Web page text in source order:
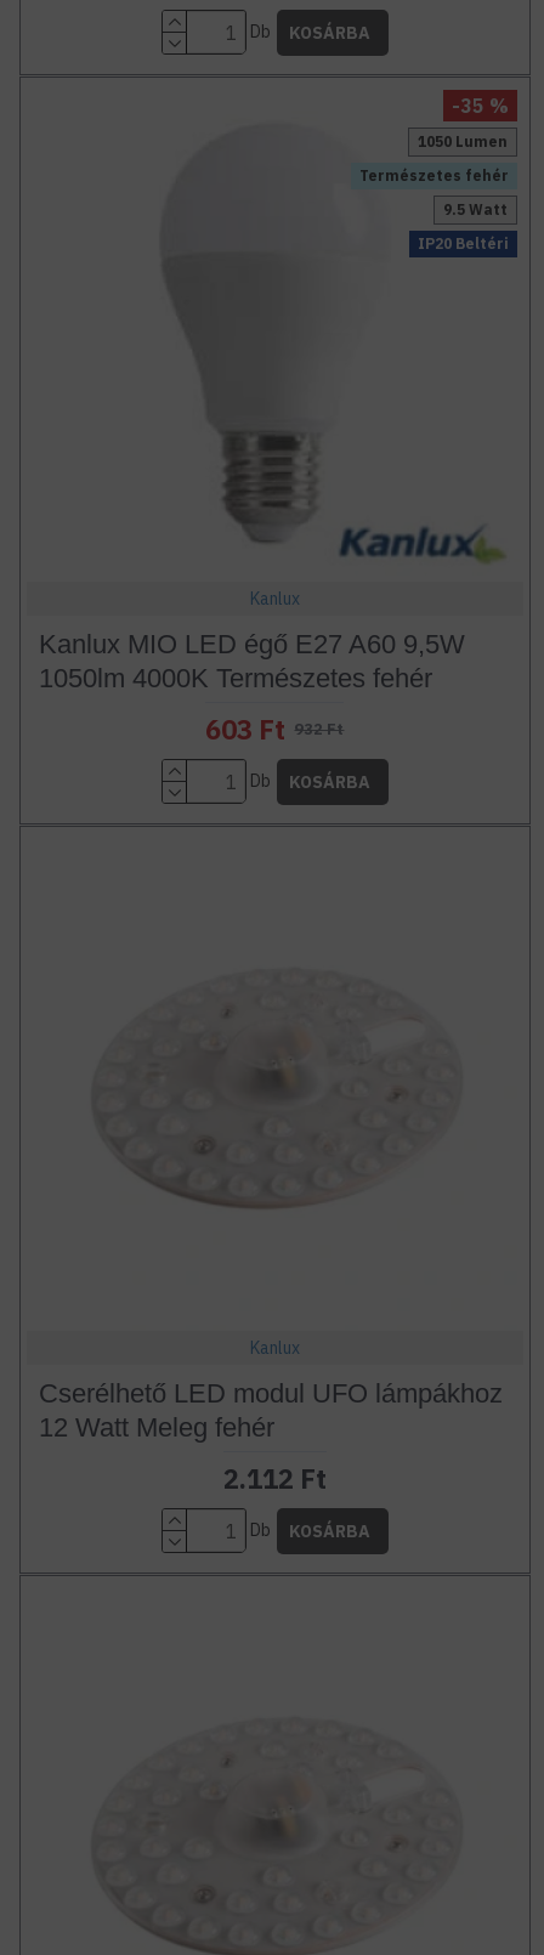
Db KOSÁRBA
Természetes fehér
1050 Lumen
IP20 Beltéri
9.5 Watt
-35 %
Kanlux
Kanlux MIO LED égő E27 A60 9,5W
1050lm 4000K Természetes fehér
603 Ft 932 Ft
Db KOSÁRBA
Kanlux
Cserélhető LED modul UFO lámpákhoz
12 Watt Meleg fehér
2.112 Ft
Db KOSÁRBA